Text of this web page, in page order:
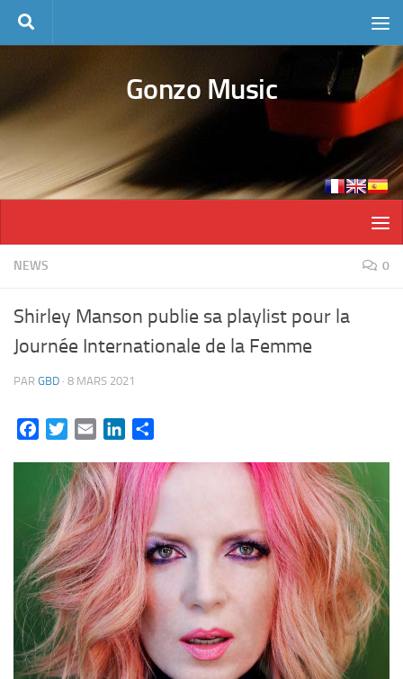
Skip to content
Gonzo Music
NEWS 0
Shirley Manson publie sa playlist pour la
Journée Internationale de la Femme
PAR GBD · 8 MARS 2021
FacebookTwitterEmail LinkedIn